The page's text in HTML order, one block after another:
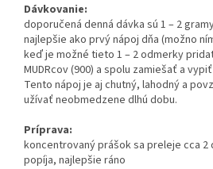
Dávkovanie:
doporučená denná dávka sú 1 – 2
najlepšie ako prvý nápoj dňa (možno
keď je možné tieto 1 – 2 odmerky
MUDRcov (900) a spolu zamiešať a vypiť
Tento nápoj je aj chutný, lahodný a
užívať neobmedzene dlhú dobu.
Príprava:
koncentrovaný prášok sa preleje cca 2
popíja, najlepšie ráno